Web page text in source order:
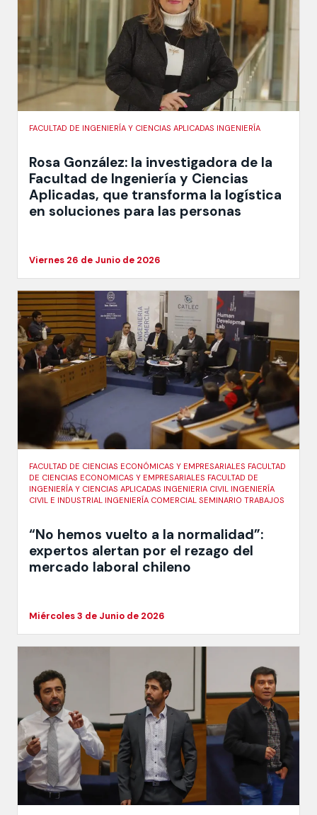
FACULTAD DE INGENIERÍA Y CIENCIAS APLICADAS INGENIERÍA
Rosa González: la investigadora de la
Facultad de Ingeniería y Ciencias
Aplicadas, que transforma la logística
en soluciones para las personas
Viernes 26 de Junio de 2026
FACULTAD DE CIENCIAS ECONÓMICAS Y EMPRESARIALES FACULTAD
DE CIENCIAS ECONOMICAS Y EMPRESARIALES FACULTAD DE
INGENIERÍA Y CIENCIAS APLICADAS INGENIERIA CIVIL INGENIERÍA
CIVIL E INDUSTRIAL INGENIERÍA COMERCIAL SEMINARIO TRABAJOS
“No hemos vuelto a la normalidad”:
expertos alertan por el rezago del
mercado laboral chileno
Miércoles 3 de Junio de 2026